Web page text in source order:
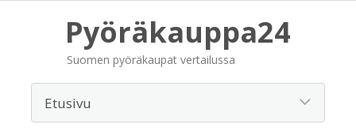
Pyöräkauppa24
Suomen pyöräkaupat vertailussa